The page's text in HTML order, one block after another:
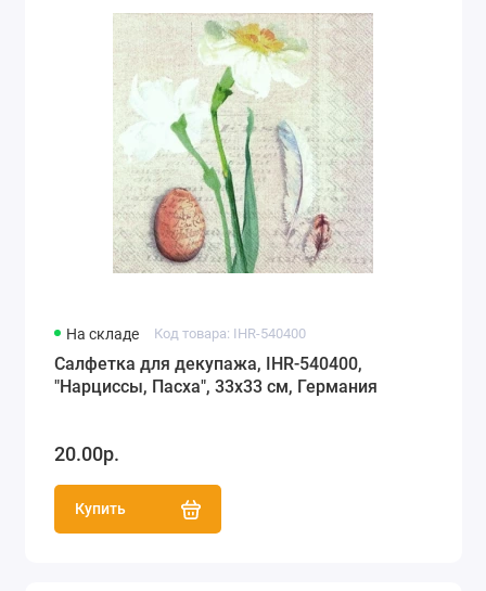
На складе Код товара: IHR-540400
Салфетка для декупажа, IHR-540400,
"Нарциссы, Пасха", 33х33 см, Германия
20.00р.
Купить